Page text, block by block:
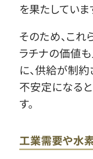
を果たしていま
そのため、これ
ラチナの価値
に、供給が制
不安定になる
す。
工業需要や水